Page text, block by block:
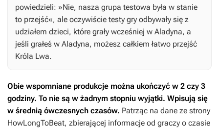
powiedzieli: »Nie, nasza grupa testowa była w stanie
to przejść«, ale oczywiście testy gry odbywały się z
udziałem dzieci, które grały wcześniej w Aladyna, a
jeśli grałeś w Aladyna, możesz całkiem łatwo przejść
Króla Lwa.
Obie wspomniane produkcje można ukończyć w 2 czy 3
godziny. To nie są w żadnym stopniu wyjątki. Wpisują się
w średnią ówczesnych czasów. Patrząc na dane ze strony
HowLongToBeat, zbierającej informacje od graczy o czasie